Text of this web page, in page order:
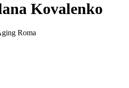
Kovalenko
Roma